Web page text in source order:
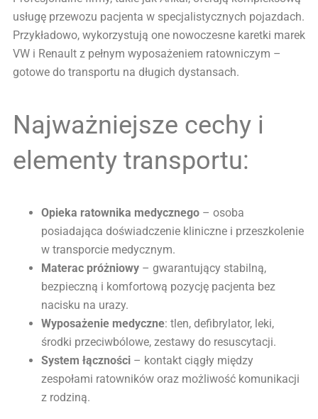
usługę przewozu pacjenta w specjalistycznych pojazdach.
Przykładowo, wykorzystują one nowoczesne karetki marek
VW i Renault z pełnym wyposażeniem ratowniczym –
gotowe do transportu na długich dystansach.
Najważniejsze cechy i
elementy transportu:
Opieka ratownika medycznego – osoba
posiadająca doświadczenie kliniczne i przeszkolenie
w transporcie medycznym.
Materac próżniowy – gwarantujący stabilną,
bezpieczną i komfortową pozycję pacjenta bez
nacisku na urazy.
Wyposażenie medyczne: tlen, defibrylator, leki,
środki przeciwbólowe, zestawy do resuscytacji.
System łączności – kontakt ciągły między
zespołami ratowników oraz możliwość komunikacji
z rodziną.